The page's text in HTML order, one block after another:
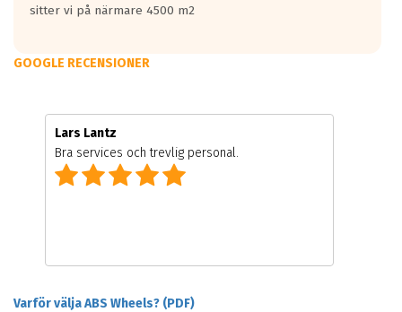
sitter vi på närmare 4500 m2
GOOGLE RECENSIONER
Lars Lantz
Bra services och trevlig personal.
Varför välja ABS Wheels? (PDF)